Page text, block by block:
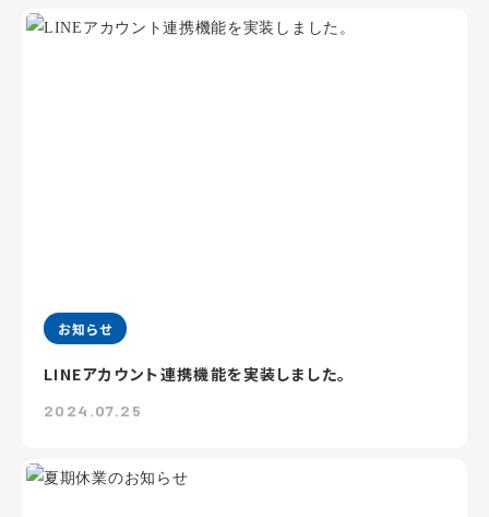
お知らせ
LINEアカウント連携機能を実装しました。
2024.07.25